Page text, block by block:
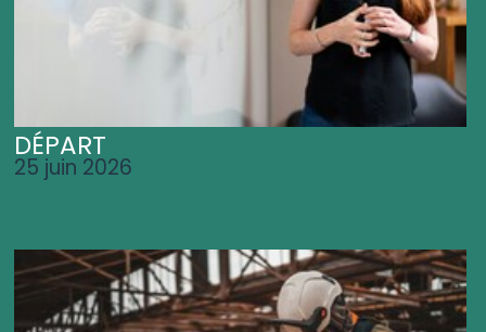
DÉPART
25 juin 2026